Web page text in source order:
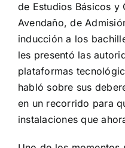
de Estudios Básicos y
Avendaño, de
inducción a los
les presentó las
plataformas
habló sobre sus
en un recorrido para
instalaciones que